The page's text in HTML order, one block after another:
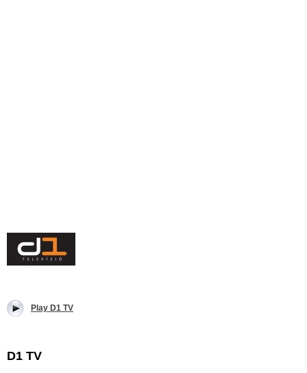
Play D1 TV
D1 TV